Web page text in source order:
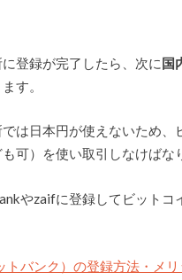
登録が完了したら、次に国
す。
は日本円が使えないため、
可）を使い取引しなけばな
やzaifに登録してビットコ
トバンク）の登録方法・メ